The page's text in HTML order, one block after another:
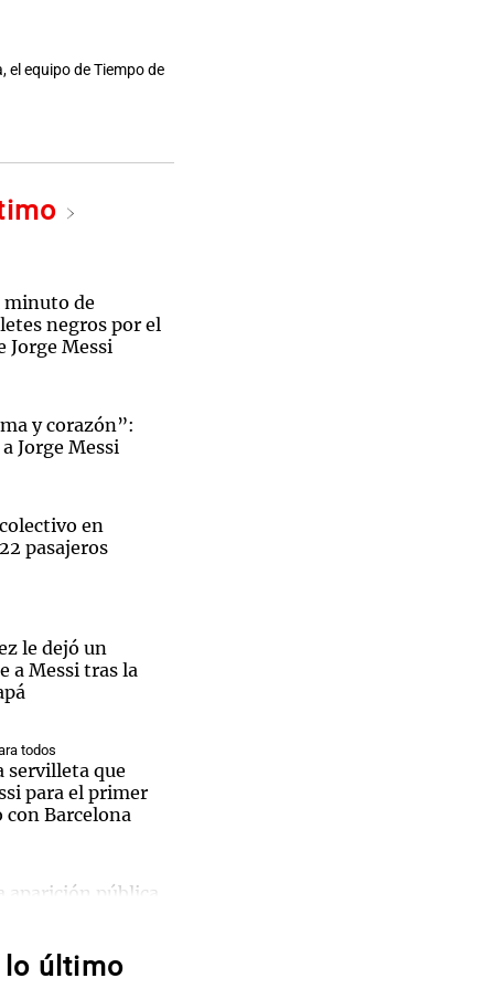
equipo de Tiempo de
de la dramática final desde Madrid
minuto de
negros por el
Jorge Messi
y corazón”:
Jorge Messi
en
pasajeros
le dejó un
a Messi tras la
todos
servilleta que
para el primer
con Barcelona
aparición pública
todos
lo último